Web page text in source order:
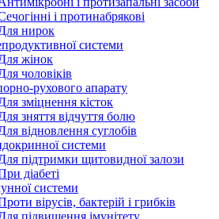
і протинабрякові
нирок
системи
жінок
чоловіків
рухового апарату
зміцнення кісток
зняття відчуття болю
відновлення суглобів
системи
підтримки щитовидної залози
діабеті
системи
вірусів, бактерій і грибків